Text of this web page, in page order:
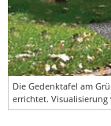
Die Gedenktafel am
errichtet. Visualisierung